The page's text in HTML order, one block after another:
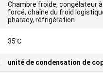
Chambre froide, congélateur
forcé, chaîne du froid
pharacy, réfrigération
35℃
unité de condensation de